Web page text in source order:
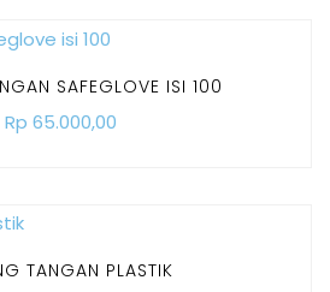
SAFEGLOVE ISI 100
Rp 65.000,00
TANGAN PLASTIK